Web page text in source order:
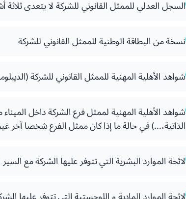
السجل العدلي للممثل القانوني للشركة لا يتعدى ثلاثة
نسخة من البطاقة الوطنية للممثل القانوني للشركة
شواهد الأهلية المهنية للممثل القانوني للشركة
شواهد الأهلية المهنية لممثل فرع الشركة داخل
الذاتية،...) في حالة ما إذا كان ممثل الفرع شخصا آخر
لائحة الموارد البشرية التي تتوفر عليها الشركة مع